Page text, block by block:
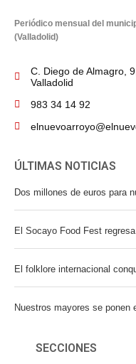
Periódico mensual del
(Valladolid)
C. Diego de Almagro,
Valladolid
983 34 14 92
ÚLTIMAS NOTICIAS
Dos millones de euros para
El Socayo Food Fest
El folklore internacional
Nuestros mayores se ponen
SECCIONES